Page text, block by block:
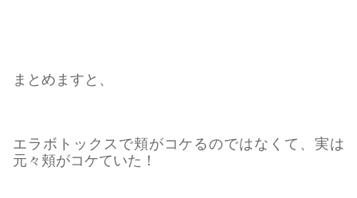
まとめますと、
エラボトックスで頬がコケるのではなくて、実は
元々頬がコケていた！